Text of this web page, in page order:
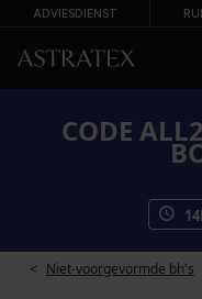
ADVIESDIENST
CODE
14
Niet-voorgevormde bh's